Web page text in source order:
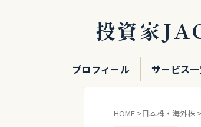
投資家
プロフィール サービス
HOME >日本株・海外株 >